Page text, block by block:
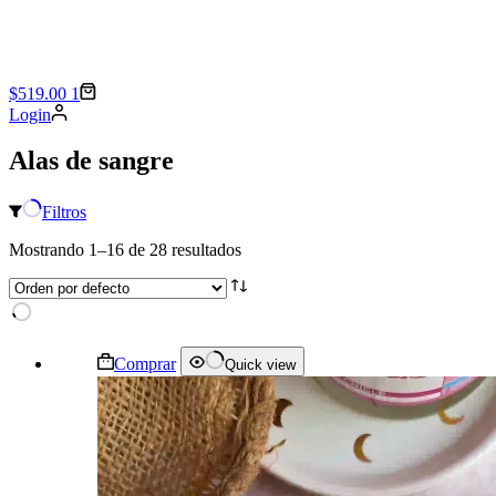
Shopping
cart
$519.00 1
Login
Alas de sangre
Filtros
Mostrando 1–16 de 28 resultados
Comprar Este
producto
tiene
múltiples
variantes.
Las
opciones
Quick view